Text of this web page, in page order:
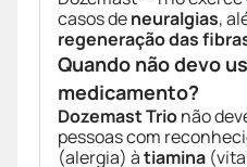
casos deneuralgias,
regeneração das
Quando não devo
medicamento?
Dozemast Trionão
pessoas com
(alergia) àtiamina